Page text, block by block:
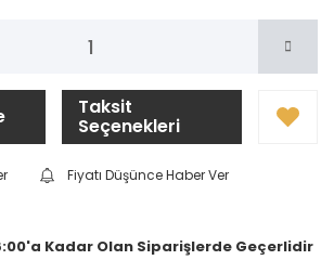
Taksit
Seçenekleri
Fiyatı Düşünce Haber Ver
Kadar Olan Siparişlerde Geçerlidir